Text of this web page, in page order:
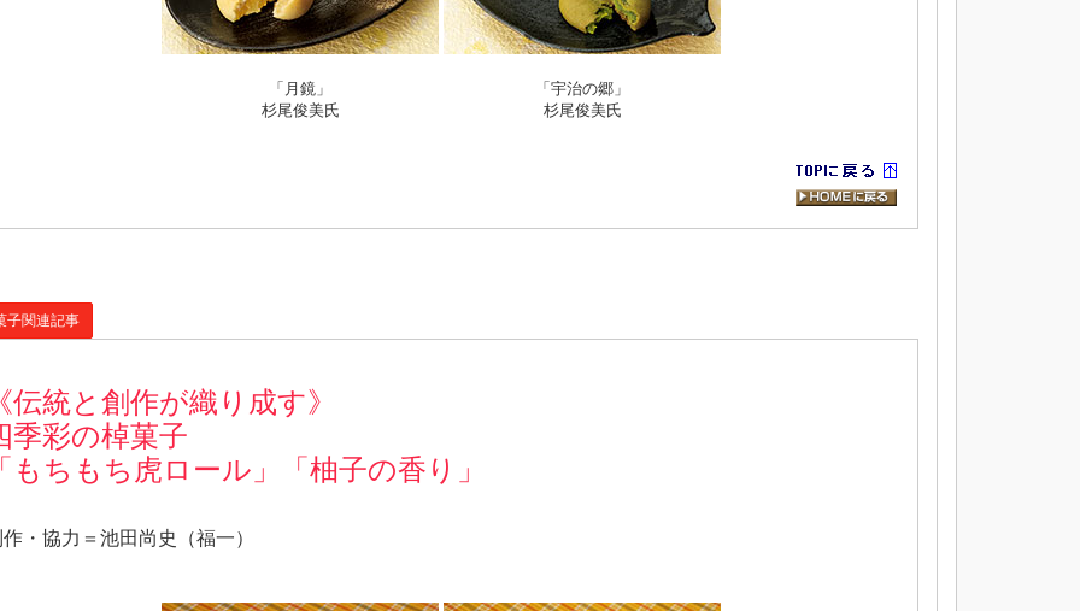
「月鏡」
杉尾俊美氏
「宇治の郷」
杉尾俊美氏
子関連記事
伝統と創作が織り成す》
季彩の棹菓子
もちもち虎ロール」「柚子の香り」
・協力＝池田尚史（福一）